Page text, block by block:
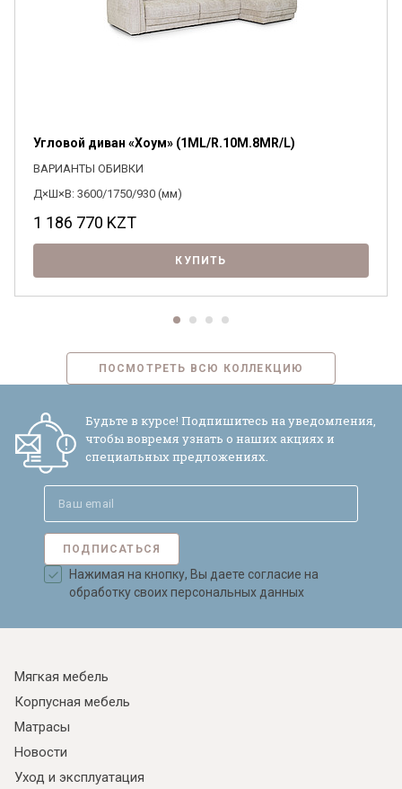
Угловой диван «Хоум» (1ML/R.10M.8MR/L)
ВАРИАНТЫ ОБИВКИ
Д×Ш×В: 3600/1750/930 (мм)
1 186 770 KZT
КУПИТЬ
ПОСМОТРЕТЬ ВСЮ КОЛЛЕКЦИЮ
Будьте в курсе! Подпишитесь на уведомления,
чтобы вовремя узнать о наших акциях и
специальных предложениях.
ПОДПИСАТЬСЯ
Нажимая на кнопку, Вы даете согласие на
обработку своих персональных данных
Мягкая мебель
Корпусная мебель
Матрасы
Новости
Уход и эксплуатация